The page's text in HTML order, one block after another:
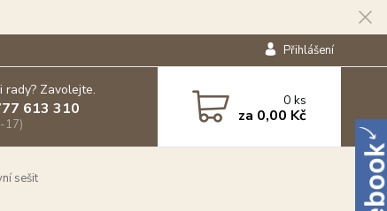
Přihlášení
rady? Zavolejte.
613 310
17)
0ks
za 0,00 Kč
sešit